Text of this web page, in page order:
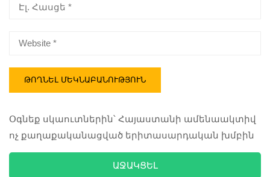
Օգնեք սկաուտներին՝ Հայաստանի ամենաակտիվ
ոչ քաղաքականացված երիտասարդական խմբին
ԱՋԱԿՑԵԼ